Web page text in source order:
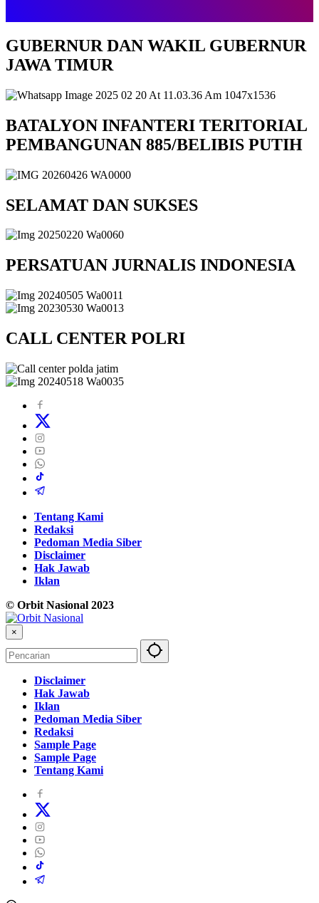
GUBERNUR DAN WAKIL GUBERNUR
JAWA TIMUR
BATALYON INFANTERI TERITORIAL
PEMBANGUNAN 885/BELIBIS PUTIH
SELAMAT DAN SUKSES
PERSATUAN JURNALIS INDONESIA
CALL CENTER POLRI
Tentang Kami
Redaksi
Pedoman Media Siber
Disclaimer
Hak Jawab
Iklan
© Orbit Nasional 2023
×
Disclaimer
Hak Jawab
Iklan
Pedoman Media Siber
Redaksi
Sample Page
Sample Page
Tentang Kami